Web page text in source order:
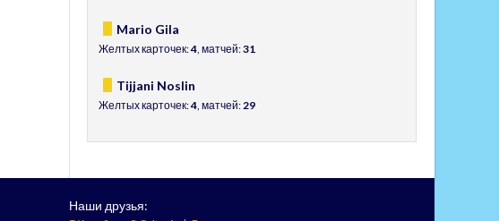
Mario Gila
Желтых карточек:4 , матчей:31
Tijjani Noslin
Желтых карточек:4 , матчей: 29
Наши друзья: